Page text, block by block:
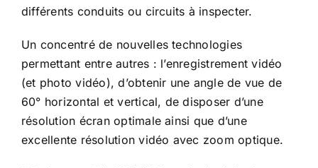
différents conduits ou circuits à inspecter.
Un concentré de nouvelles technologies
permettant entre autres : l’enregistrement vidéo
(et photo vidéo), d’obtenir une angle de vue de
60° horizontal et vertical, de disposer d’une
résolution écran optimale ainsi que d’une
excellente résolution vidéo avec zoom optique.